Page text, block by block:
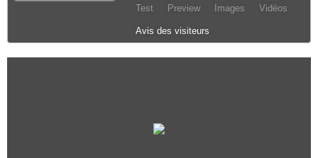
Test Preview Images Vidéos
Avis des visiteurs